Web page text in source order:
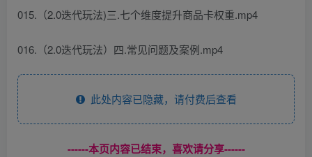
015.（2.0迭代玩法)三.七个维度提升商品卡权重.mp4
016.（2.0迭代玩法）四.常见问题及案例.mp4
此处内容已隐藏，请付费后查看
------本页内容已结束，喜欢请分享------